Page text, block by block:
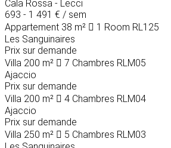
Cala Rossa - Lecci
693 - 1 491 € / sem
Appartement 38 m² 1 Room RL125
Les Sanguinaires
Prix sur demande
Villa 200 m² 7 Chambres RLM05
Ajaccio
Prix sur demande
Villa 200 m² 4 Chambres RLM04
Ajaccio
Prix sur demande
Villa 250 m² 5 Chambres RLM03